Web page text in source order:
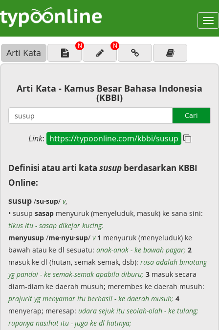
Arti Kata
N N
Arti Kata - Kamus Besar Bahasa Indonesia
(KBBI)
Cari
Link: https://typoonline.com/kbbi/susup
Definisi atau arti kata susup berdasarkan KBBI
Online:
susup /su·sup/ v,
• susup sasap menyuruk (menyeluduk, masuk) ke sana sini:
tikus itu - sasap dikejar kucing;
menyusup /me·nyu·sup/ v 1 menyuruk (menyeluduk) ke
bawah atau ke dl sesuatu: anak-anak - ke bawah pagar; 2
masuk ke dl (hutan, semak-semak, dsb): rusa adalah binatang
yg pandai - ke semak-semak apabila diburu; 3 masuk secara
diam-diam ke daerah musuh; merembes ke daerah musuh:
prajurit yg menyamar itu berhasil - ke daerah musuh; 4
menyerap; meresap: udara sejuk itu seolah-olah - ke tulang;
rupanya nasihat itu - juga ke dl hatinya;